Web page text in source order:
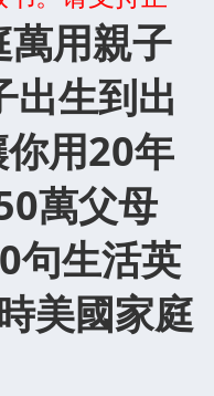
萬用親子
出生到出
用20年
萬父母
句生活英
美國家庭